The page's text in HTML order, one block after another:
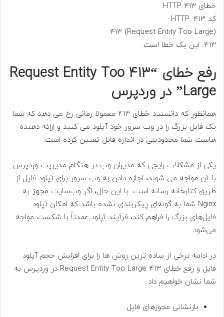
خطای HTTP 413
کد HTTP: 413
(Request Entity Too Large) 413
413. این یک خطا است.
رفع خطای “413 Request Entity Too
Large” در وردپرس
همانطور که دانستید خطای 413 معمولا زمانی رخ می دهد که شما
یک فایل بزرگ را در وب سرور خود آپلود می کنید و ارائه دهنده
هاست شما محدودیتی در اندازه فایل تعیین کرده است.
یکی از مشکلات رایجی که مدیران وب در هنگام مدیریت وردپرس
با آن مواجه می شوند، اجازه دادن به وب سرور برای آپلود فایل از
طریق کتابخانه رسانه است. با این حال، اگر وب‌سایت مجهز به
Nginx شما به گونه‌ای پیکربندی نشده باشد که امکان آپلود
فایل‌های بزرگ را فراهم کند، فرآیند آپلود عمدتاً با شکست مواجه
می‌شود.
در ادامه برخی از ساده ترین روش ها را برای افزایش حجم آپلود
فایل و رفع خطای 413 Request Entity Too Large در وردپرس به
شما نشان خواهیم داد.
بازنشانی مجوزهای فایل